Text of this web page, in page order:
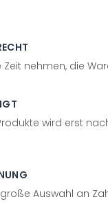
Zeit nehmen, die
wird erst
Auswahl an